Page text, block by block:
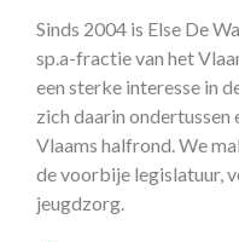
Sinds 2004 is Else De
sp.a-fractie van het
een sterke interesse in
zich daarin
Vlaams halfrond. We
de voorbije legislatuur,
jeugdzorg.